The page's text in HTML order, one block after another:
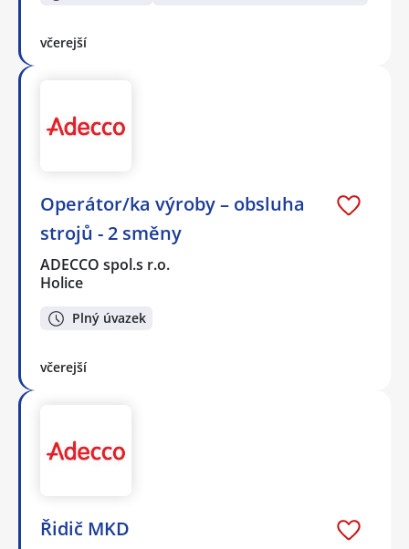
včerejší
Operátor/ka výroby – obsluha
strojů - 2 směny
ADECCO spol.s r.o.
Holice
Plný úvazek
včerejší
Řidič MKD